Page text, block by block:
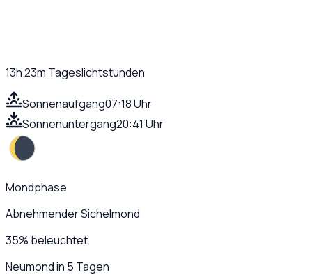
13h 23m Tageslichtstunden
Sonnenaufgang07:18 Uhr
Sonnenuntergang20:41 Uhr
Mondphase
Abnehmender Sichelmond
35% beleuchtet
Neumond in 5 Tagen